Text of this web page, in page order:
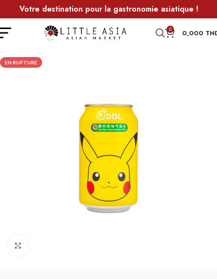
Votre destination pour la gastronomie asiatique !
0 0,000
EN RUPTURE